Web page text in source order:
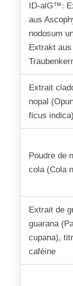
ID-alG™:
aus
nodosum
Extrakt aus
Extrait
nopal
ficus indica)
Poudre de
cola (Cola
Extrait de
guarana
cupana),
caféine